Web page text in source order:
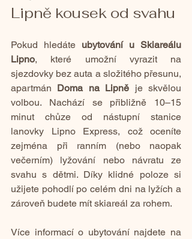
Lipně kousek od svahu
Pokud hledáte ubytování u Skiareálu
Lipno, které umožní vyrazit na
sjezdovky bez auta a složitého přesunu,
apartmán Doma na Lipně je skvělou
volbou. Nachází se přibližně 10–15
minut chůze od nástupní stanice
lanovky Lipno Express, což oceníte
zejména při ranním (nebo naopak
večerním) lyžování nebo návratu ze
svahu s dětmi. Díky klidné poloze si
užijete pohodlí po celém dni na lyžích a
zároveň budete mít skiareál za rohem.
Více informací o ubytování najdete na